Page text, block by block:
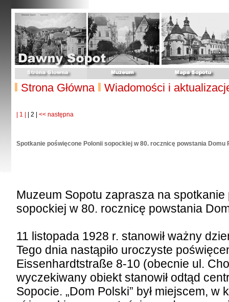
Strona Główna Wiadomości i
| 1 | | 2 | << następna
Spotkanie poświęcone Polonii sopockiej w 80. rocznicę powstania Domu
Muzeum Sopotu zaprasza na
sopockiej w 80. rocznicę powstania
11 listopada 1928 r. stanowił ważny
Tego dnia nastąpiło uroczyste
Eissenhardtstraße 8-10 (obecnie ul.
wyczekiwany obiekt stanowił odtąd
Sopocie. „Dom Polski” był miejscem, w